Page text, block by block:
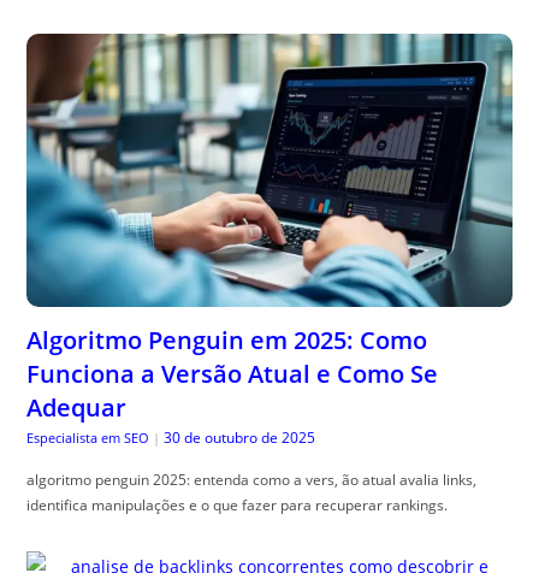
Algoritmo Penguin em 2025: Como
Funciona a Versão Atual e Como Se
Adequar
Especialista em SEO | 30 de outubro de 2025
algoritmo penguin 2025: entenda como a vers, ão atual avalia links,
identifica manipulações e o que fazer para recuperar rankings.